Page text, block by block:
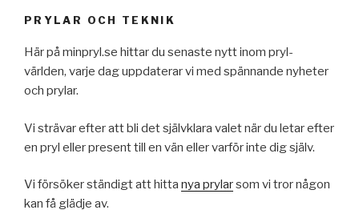
PRYLAR OCH TEKNIK
Här på minpryl.se hittar du senaste nytt inom pryl-
världen, varje dag uppdaterar vi med spännande nyheter
och prylar.
Vi strävar efter att bli det självklara valet när du letar efter
en pryl eller present till en vän eller varför inte dig själv.
Vi försöker ständigt att hitta nya prylarsom vi tror någon
kan få glädje av.